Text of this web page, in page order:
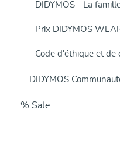
DIDYMOS - La
Prix DIDYMOS
Code d'éthique et de
DIDYMOS
% Sale